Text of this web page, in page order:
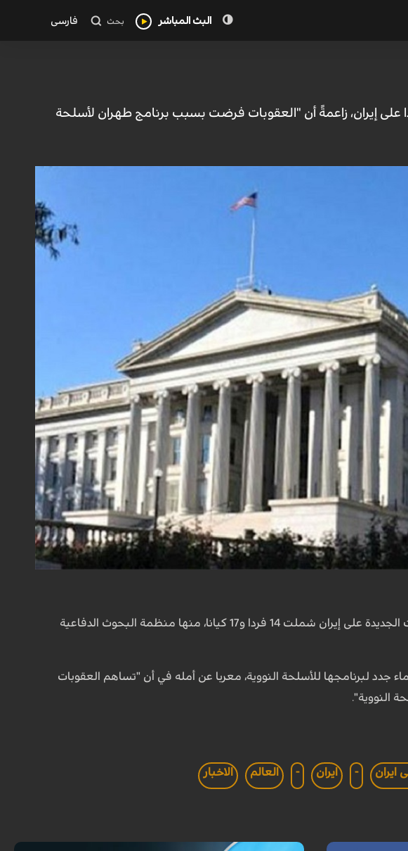
البث المباشر بحث فارسی
على إيران، زاعمةً أن "العقوبات فرضت بسبب برنامج طهران لأسلحة
وذكرت الخزانة الأمريكية، في بيان نشرته على موقعها الإلكتروني، أن العقوبات الجديدة على إيران شملت 14 فردا و17 كيانا، منها منظمة البحوث الدفاعية
لبرنامجها للأسلحة النووية، معربا عن أمله في أن "تساهم العقوبات
النووية".
ايران - ايران - العالم الاخبار